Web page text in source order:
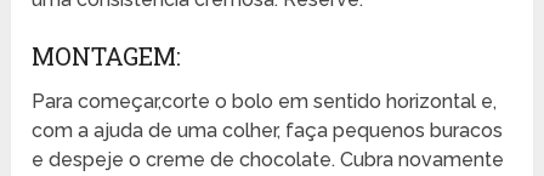
MONTAGEM:
Para começar,corte o bolo em sentido horizontal e,
com a ajuda de uma colher, faça pequenos buracos
e despeje o creme de chocolate. Cubra novamente